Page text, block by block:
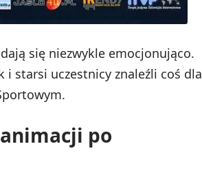
się niezwykle emocjonująco.
i starsi uczestnicy znaleźli coś dla
po